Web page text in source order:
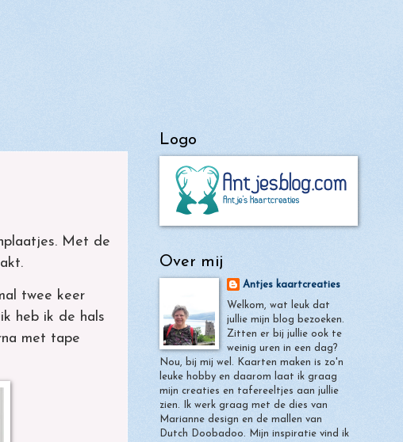
Wijnen
... 1
Met de
twee keer
heb ik de hals
met tape
Logo
Over mij
Antjes kaartcreaties
Welkom, wat leuk dat
jullie mijn blog bezoeken.
Zitten er bij jullie ook te
weinig uren in een dag?
Nou, bij mij wel. Kaarten maken is zo'n
leuke hobby en daarom laat ik graag
mijn creaties en tafereeltjes aan jullie
zien. Ik werk graag met de dies van
Marianne design en de mallen van
Dutch Doobadoo. Mijn inspiratie vind ik